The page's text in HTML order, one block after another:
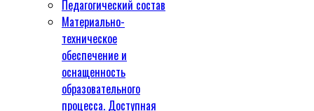
Педагогический состав
Материально-
техническое
обеспечение и
оснащенность
образовательного
процесса. Доступная